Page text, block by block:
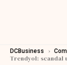
DCBusiness ›
Trendyol: scandal